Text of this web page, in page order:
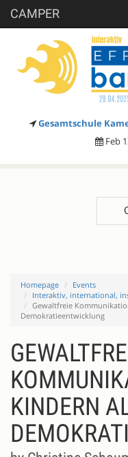
CAMPER
Gesamtschule
Feb
Homepage
Events
Interaktiv, international,
Gewaltfreie
Demokratieentwicklung
KINDERN